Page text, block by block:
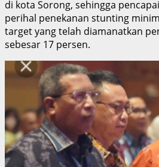
di kota Sorong, sehingga
perihal penekanan stunting
target yang telah diamanatkan
sebesar 17 persen.